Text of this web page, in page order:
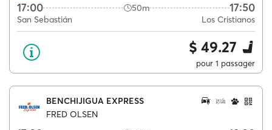
17:00 50m 17:50
San Sebastián Los Cristianos
$ 49.27
pour 1 passager
BENCHIJIGUA EXPRESS
FRED OLSEN